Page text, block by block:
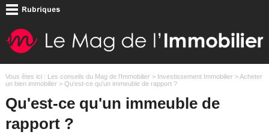
Vous êtes ici : Les conseils du Mag de l'Immobilier> Investissement Immobilier>Acheter
un bien immobilier> Qu'est-ce qu'un immeuble de rapport ?
Qu'est-ce qu'un immeuble de
rapport ?